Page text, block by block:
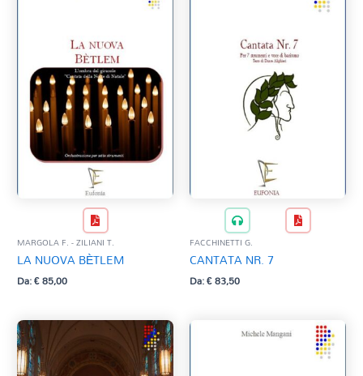
MARGOLA F. - ZILIANI T.
LA NUOVA BÈTLEM
Da:€85,00
FACCHINETTI G.
CANTATA NR. 7
Da:€83,50